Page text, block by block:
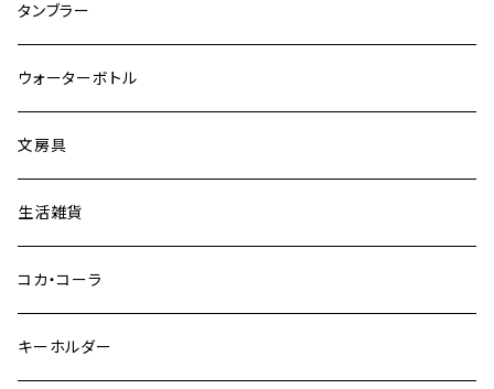
タンブラー
ウォーターボトル
文房具
生活雑貨
コカ・コーラ
キーホルダー